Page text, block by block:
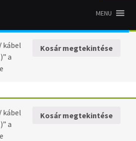
MENU
Kosár megtekintése
kábel
a
Kosár megtekintése
kábel
a